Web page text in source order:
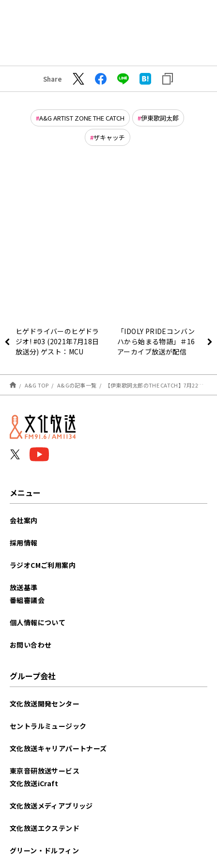
Share
A&G ARTIST ZONE THE CATCH 伊東歌詞太郎
ザキャッチ
ヒゲドライバーのヒゲドラ
ジオ! #03 (2021年7月18日
放送分) ゲスト：MCU
「IDOLY PRIDEコンバン
ハから始まる物語」＃16
アーカイブ放送が配信
A&G TOP A&Gの記事一覧 【伊東歌詞太郎のTHE CATCH】7月22日（木）の放送は収録回「ふつおたスペシャル」をお届け！
メニュー
会社案内
採用情報
ラジオCMご利用案内
放送基準
番組審議会
個人情報について
お問い合わせ
グループ会社
文化放送開発センター
セントラルミュージック
文化放送キャリアパートナーズ
東京音研放送サービス
文化放送iCraft
文化放送メディアブリッジ
文化放送エクステンド
グリーン・ドルフィン